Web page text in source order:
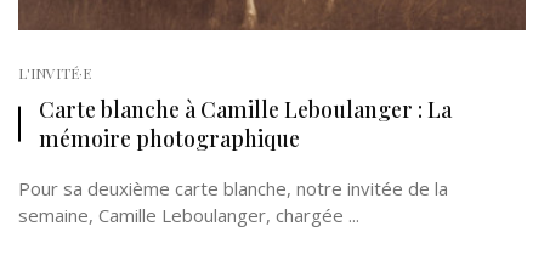
L'INVITÉ·E
Carte blanche à Camille Leboulanger : La
mémoire photographique
Pour sa deuxième carte blanche, notre invitée de la
semaine, Camille Leboulanger, chargée ...